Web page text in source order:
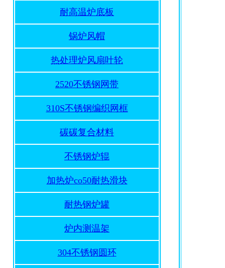
耐高温炉底板
锅炉风帽
热处理炉风扇叶轮
2520不锈钢网带
310S不锈钢编织网框
碳碳复合材料
不锈钢炉辊
加热炉co50耐热滑块
耐热钢炉罐
炉内测温架
304不锈钢圆环